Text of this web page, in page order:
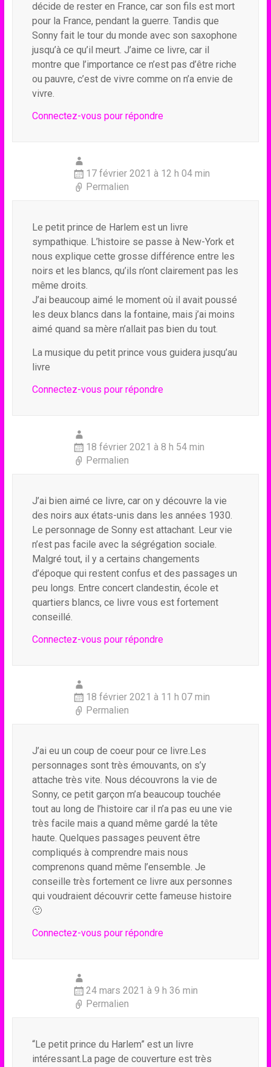
décide de rester en France, car son fils est mort
pour la France, pendant la guerre. Tandis que
Sonny fait le tour du monde avec son saxophone
jusqu’à ce qu’il meurt. J’aime ce livre, car il
montre que l’importance ce n’est pas d’être riche
ou pauvre, c’est de vivre comme on n’a envie de
vivre.
Connectez-vous pour répondre
17 février 2021 à 12 h 04 min
Permalien
Le petit prince de Harlem est un livre
sympathique. L’histoire se passe à New-York et
nous explique cette grosse différence entre les
noirs et les blancs, qu’ils n’ont clairement pas les
même droits.
J’ai beaucoup aimé le moment où il avait poussé
les deux blancs dans la fontaine, mais j’ai moins
aimé quand sa mère n’allait pas bien du tout.
La musique du petit prince vous guidera jusqu’au
livre
Connectez-vous pour répondre
18 février 2021 à 8 h 54 min
Permalien
J’ai bien aimé ce livre, car on y découvre la vie
des noirs aux états-unis dans les années 1930.
Le personnage de Sonny est attachant. Leur vie
n’est pas facile avec la ségrégation sociale.
Malgré tout, il y a certains changements
d’époque qui restent confus et des passages un
peu longs. Entre concert clandestin, école et
quartiers blancs, ce livre vous est fortement
conseillé.
Connectez-vous pour répondre
18 février 2021 à 11 h 07 min
Permalien
J’ai eu un coup de coeur pour ce livre.Les
personnages sont très émouvants, on s’y
attache très vite. Nous découvrons la vie de
Sonny, ce petit garçon m’a beaucoup touchée
tout au long de l’histoire car il n’a pas eu une vie
très facile mais a quand même gardé la tête
haute. Quelques passages peuvent être
compliqués à comprendre mais nous
comprenons quand même l’ensemble. Je
conseille très fortement ce livre aux personnes
qui voudraient découvrir cette fameuse histoire
🙂
Connectez-vous pour répondre
24 mars 2021 à 9 h 36 min
Permalien
“Le petit prince du Harlem” est un livre
intéressant.La page de couverture est très